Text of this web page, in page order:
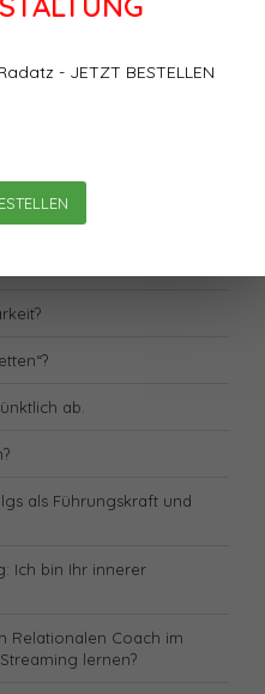
- JETZT BESTELLEN
ab.
als Führungskraft und
Ich bin Ihr innerer
Relationalen Coach im
lernen?